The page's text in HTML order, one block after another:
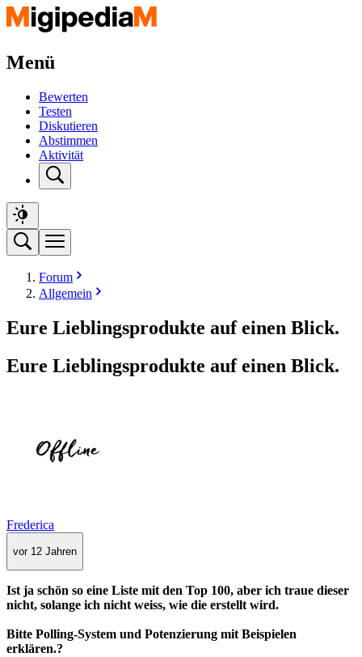
Menü
Bewerten
Testen
Diskutieren
Abstimmen
Aktivität
Forum
Allgemein
Eure Lieblingsprodukte auf einen Blick.
Eure Lieblingsprodukte auf einen Blick.
Frederica
vor 12 Jahren
Ist ja schön so eine Liste mit den Top 100, aber ich traue dieser
nicht, solange ich nicht weiss, wie die erstellt wird.
Bitte Polling-System und Potenzierung mit Beispielen
erklären.?